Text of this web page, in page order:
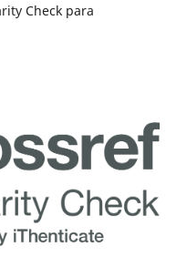
Check para